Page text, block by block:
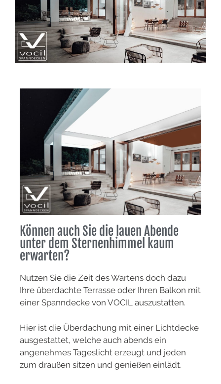
Können auch Sie die lauen Abende
unter dem Sternenhimmel kaum
erwarten?
Nutzen Sie die Zeit des Wartens doch dazu
Ihre überdachte Terrasse oder Ihren Balkon mit
einer Spanndecke von VOCIL auszustatten.
Hier ist die Überdachung mit einer Lichtdecke
ausgestattet, welche auch abends ein
angenehmes Tageslicht erzeugt und jeden
zum draußen sitzen und genießen einlädt.